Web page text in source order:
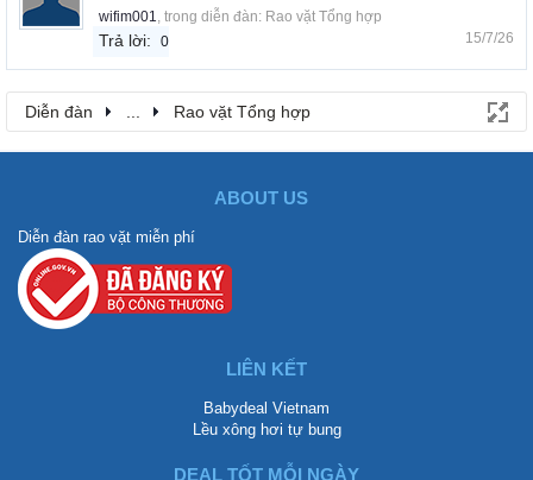
wifim001 , trong diễn đàn: Rao vặt Tổng hợp
Trả lời: 0 15/7/26
Diễn đàn Rao vặt Tổng hợp
ABOUT US
Diễn đàn rao vặt miễn phí
LIÊN KẾT
Babydeal Vietnam
Lều xông hơi tự bung
DEAL TỐT MỖI NGÀY